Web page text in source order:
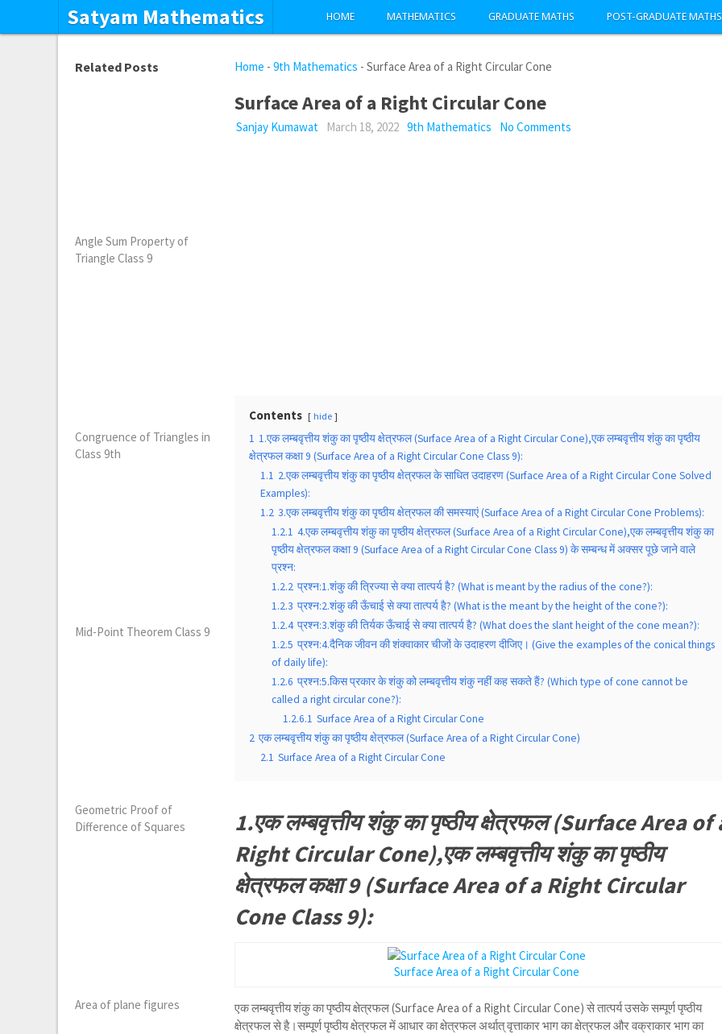
Satyam Mathematics HOME MATHEMATICS GRADUATE MATHS POST-GRADUATE MATHS
Home -9th Mathematics -Surface Area of a Right Circular Cone
Surface Area of a Right Circular Cone
Sanjay Kumawat March 18, 2022 9th Mathematics No Comments
Contents hide
1 1.एक लम्बवृत्तीय शंकु का पृष्ठीय क्षेत्रफल (Surface Area of a Right Circular Cone),एक लम्बवृत्तीय शंकु का पृष्ठीय
क्षेत्रफल कक्षा 9 (Surface Area of a Right Circular Cone Class 9):
1.1 2.एक लम्बवृत्तीय शंकु का पृष्ठीय क्षेत्रफल के साधित उदाहरण (Surface Area of a Right Circular Cone Solved
Examples):
1.2 3.एक लम्बवृत्तीय शंकु का पृष्ठीय क्षेत्रफल की समस्याएं (Surface Area of a Right Circular Cone Problems):
1.2.1 4.एक लम्बवृत्तीय शंकु का पृष्ठीय क्षेत्रफल (Surface Area of a Right Circular Cone),एक लम्बवृत्तीय शंकु का
पृष्ठीय क्षेत्रफल कक्षा 9 (Surface Area of a Right Circular Cone Class 9) के सम्बन्ध में अक्सर पूछे जाने वाले
प्रश्न:
1.2.2 प्रश्न:1.शंकु की त्रिज्या से क्या तात्पर्य है? (What is meant by the radius of the cone?):
1.2.3 प्रश्न:2.शंकु की ऊँचाई से क्या तात्पर्य है? (What is the meant by the height of the cone?):
1.2.4 प्रश्न:3.शंकु की तिर्यक ऊँचाई से क्या तात्पर्य है? (What does the slant height of the cone mean?):
1.2.5 प्रश्न:4.दैनिक जीवन की शंक्वाकार चीजों के उदाहरण दीजिए। (Give the examples of the conical things
of daily life):
1.2.6 प्रश्न:5.किस प्रकार के शंकु को लम्बवृत्तीय शंकु नहीं कह सकते हैं? (Which type of cone cannot be
called a right circular cone?):
1.2.6.1 Surface Area of a Right Circular Cone
2 एक लम्बवृत्तीय शंकु का पृष्ठीय क्षेत्रफल (Surface Area of a Right Circular Cone)
2.1 Surface Area of a Right Circular Cone
1.एक लम्बवृत्तीय शंकु का पृष्ठीय क्षेत्रफल (Surface Area of
Right Circular Cone),एक लम्बवृत्तीय शंकु का पृष्ठीय
क्षेत्रफल कक्षा 9 (Surface Area of a Right Circular
Cone Class 9):
Surface Area of a Right Circular Cone
एक लम्बवृत्तीय शंकु का पृष्ठीय क्षेत्रफल (Surface Area of a Right Circular Cone) से तात्पर्य उसके सम्पूर्ण पृष्ठीय
क्षेत्रफल से है।सम्पूर्ण पृष्ठीय क्षेत्रफल में आधार का क्षेत्रफल अर्थात् वृत्ताकार भाग का क्षेत्रफल और वक्राकार भाग का
Related Posts
Angle Sum Property of
Triangle Class 9
Congruence of Triangles in
Class 9th
Mid-Point Theorem Class 9
Geometric Proof of
Difference of Squares
Area of plane figures